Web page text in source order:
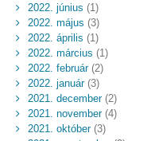
2022. június (1)
2022. május (3)
2022. április (1)
2022. március (1)
2022. február(2)
2022. január(3)
2021. december(2)
2021. november(4)
2021. október(3)